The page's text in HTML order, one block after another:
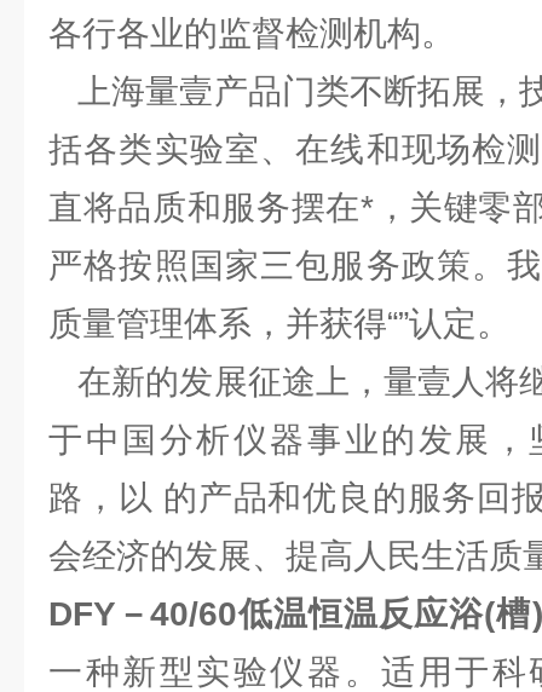
各行各业的监督检测机构。
上海量壹产品门类不断拓展，
括各类实验室、在线和现场检
直将品质和服务摆在*，关键零
严格按照国家三包服务政策。
质量管理体系，并获得“”认定。
在新的发展征途上，量壹人将
于中国分析仪器事业的发展，
路，以 的产品和优良的服务回
会经济的发展、提高人民生活质
DFY－40/60低温恒温反应浴(槽)
一种新型实验仪器。适用于